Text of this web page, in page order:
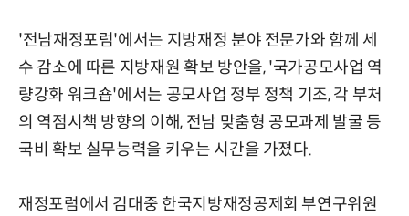
'전남재정포럼'에서는 지방재정 분야 전문가와 함께 세
수 감소에 따른 지방재원 확보 방안을, '국가공모사업 역
량강화 워크숍'에서는 공모사업 정부 정책 기조, 각 부처
의 역점시책 방향의 이해, 전남 맞춤형 공모과제 발굴 등
국비 확보 실무능력을 키우는 시간을 가졌다.
재정포럼에서 김대중 한국지방재정공제회 부연구위원